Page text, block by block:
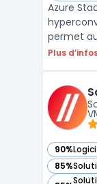
Azure
permet
capacités
de mise
Plus
90%
— voir
85%
— voir